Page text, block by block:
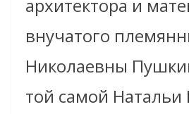
архитектора и
внучатого
Николаевны
той самой Натальи